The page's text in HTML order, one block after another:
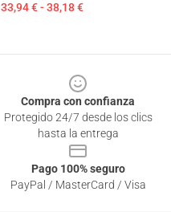
33,94 € - 38,18 €
Compra con confianza
Protegido 24/7 desde los clics
hasta la entrega
Pago 100% seguro
PayPal / MasterCard / Visa